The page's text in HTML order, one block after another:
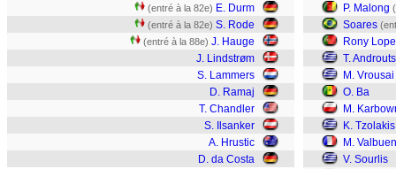
(entré à la 82e) E. Durm
(entré à la 82e) S. Rode
(entré à la 88e) J. Hauge
J. Lindstrøm
S. Lammers
D. Ramaj
T. Chandler
S. Ilsanker
A. Hrustic
D. da Costa
P. Malong
Soares
Rony
T.
M. Vrousai
O. Ba
M.
K. Tzolakis
M.
V. Sourlis